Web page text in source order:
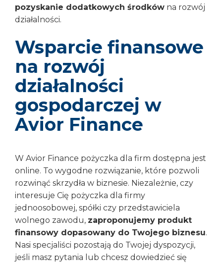
pozyskanie dodatkowych środków na rozwój
działalności.
Wsparcie finansowe
na rozwój
działalności
gospodarczej w
Avior Finance
W Avior Finance pożyczka dla firm dostępna jest
online. To wygodne rozwiązanie, które pozwoli
rozwinąć skrzydła w biznesie. Niezależnie, czy
interesuje Cię pożyczka dla firmy
jednoosobowej, spółki czy przedstawiciela
wolnego zawodu, zaproponujemy produkt
finansowy dopasowany do Twojego biznesu.
Nasi specjaliści pozostają do Twojej dyspozycji,
jeśli masz pytania lub chcesz dowiedzieć się